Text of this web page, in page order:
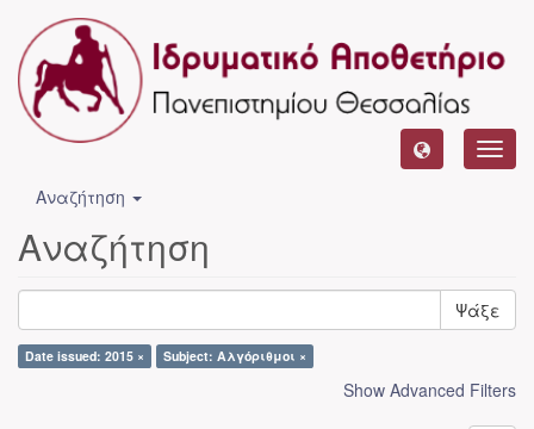
Αναζήτηση
Αναζήτηση
Ψάξε
Date issued: 2015 × Subject: Αλγόριθμοι ×
Show Advanced Filters